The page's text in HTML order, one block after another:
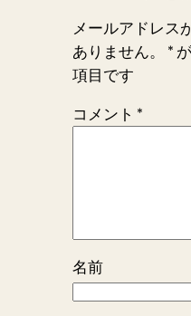
メールアドレス
ありません。
*
項目です
コメント *
名前